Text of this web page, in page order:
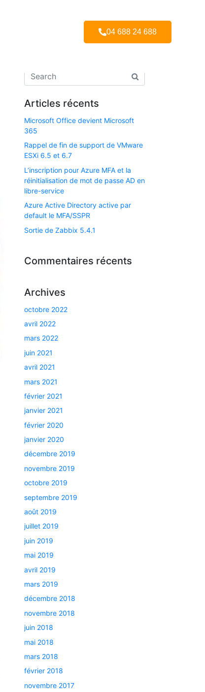
04 688 24 688
Articles récents
Microsoft Office devient Microsoft
365
Rappel de fin de support de VMware
ESXi 6.5 et 6.7​
L’inscription pour Azure MFA et la
réinitialisation de mot de passe AD en
libre-service
Azure Active Directory active par
default le MFA/SSPR
Sortie de Zabbix 5.4.1
Commentaires récents
Archives
octobre 2022
avril 2022
mars 2022
juin 2021
avril 2021
mars 2021
février 2021
janvier 2021
février 2020
janvier 2020
décembre 2019
novembre 2019
octobre 2019
septembre 2019
août 2019
juillet 2019
juin 2019
mai 2019
avril 2019
mars 2019
décembre 2018
novembre 2018
juin 2018
mai 2018
mars 2018
février 2018
novembre 2017